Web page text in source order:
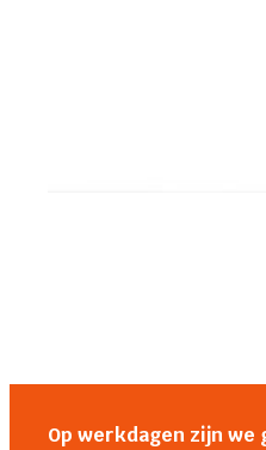
Op werkdagen zijn